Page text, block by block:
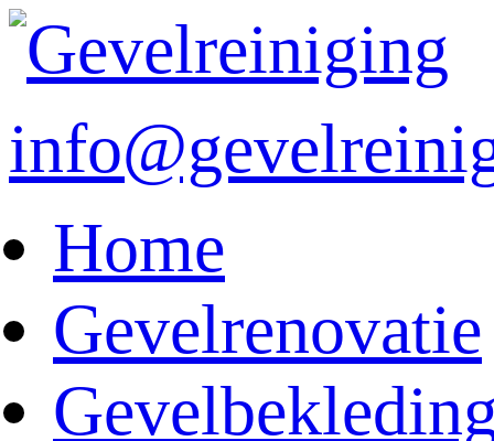
Home
Gevelrenovatie